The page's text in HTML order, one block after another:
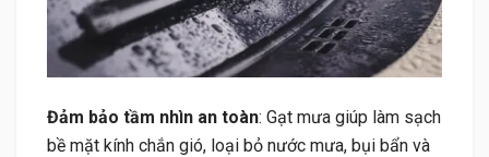
Đảm bảo tầm nhìn an toàn: Gạt mưa giúp làm sạch
bề mặt kính chắn gió, loại bỏ nước mưa, bụi bẩn và